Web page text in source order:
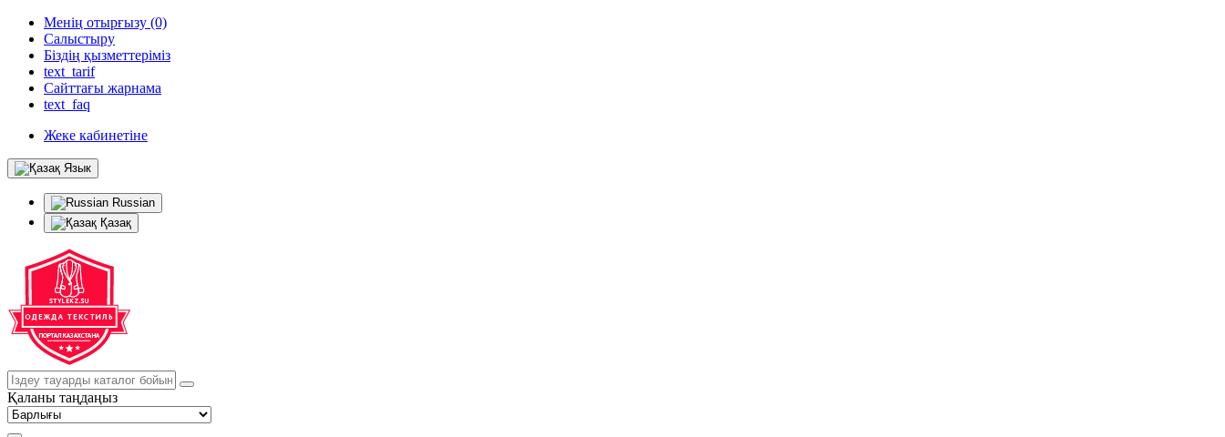
Менің отырғызу (0)
Салыстыру
Біздің қызметтеріміз
text_tarif
Сайттағы жарнама
text_faq
Жеке кабинетіне
Язык
Russian
Қазақ
Қаланы таңдаңыз